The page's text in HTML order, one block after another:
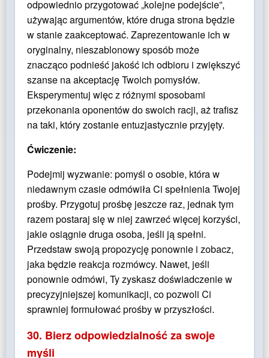
odpowiednio przygotować „kolejne podejście”,
używając argumentów, które druga strona będzie
w stanie zaakceptować. Zaprezentowanie ich w
oryginalny, nieszablonowy sposób może
znacząco podnieść jakość ich odbioru i zwiększyć
szanse na akceptację Twoich pomysłów.
Eksperymentuj więc z różnymi sposobami
przekonania oponentów do swoich racji, aż trafisz
na taki, który zostanie entuzjastycznie przyjęty.
Ćwiczenie:
Podejmij wyzwanie: pomyśl o osobie, która w
niedawnym czasie odmówiła Ci spełnienia Twojej
prośby. Przygotuj prośbę jeszcze raz, jednak tym
razem postaraj się w niej zawrzeć więcej korzyści,
jakie osiągnie druga osoba, jeśli ją spełni.
Przedstaw swoją propozycję ponownie i zobacz,
jaka będzie reakcja rozmówcy. Nawet, jeśli
ponownie odmówi, Ty zyskasz doświadczenie w
precyzyjniejszej komunikacji, co pozwoli Ci
sprawniej formułować prośby w przyszłości.
30. Bierz odpowiedzialność za swoje
myśli